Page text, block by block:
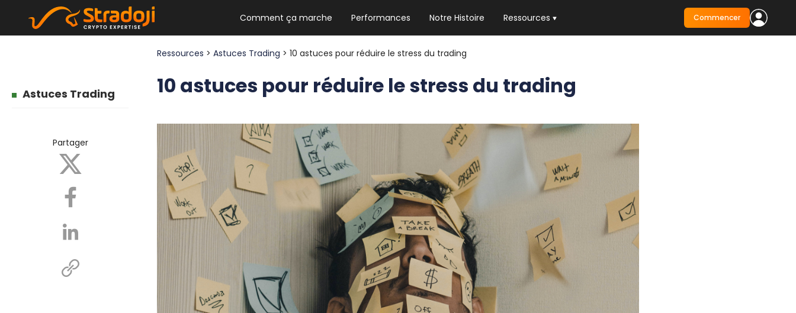
Comment ça marche Performances Notre Histoire Ressources
NEWSLETTER HEBDO
Les news crypto dont vous avez besoin
Le guide ultime pour débuter dans les
Commencer
Astuces Trading
Partager
Ressources >Astuces Trading > 10 astuces pour réduire le stress du trading
10 astuces pour réduire le stress du trading